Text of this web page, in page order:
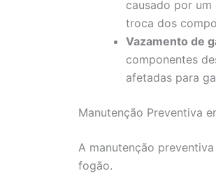
causado por
troca dos
Vazamento de
componentes
afetadas para
Manutenção Preventiva
A manutenção
fogão.